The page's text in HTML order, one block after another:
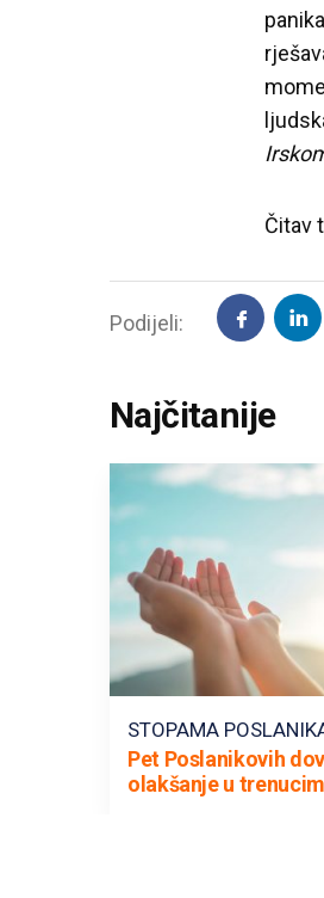
Čitav
Podijeli:
Najčitanije
STOPAMA
Pet Poslanikovih
olakšanje u